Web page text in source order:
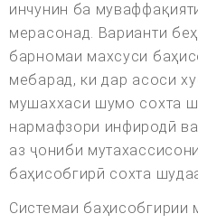
инчунин ба
мерасонад. Варианти
барномаи махсуси
мебарад, ки дар асоси
мушаххаси шумо сохта
нармафзори инфиродӣ
аз ҷониби
баҳисобгирӣ сохта
Системаи баҳисобгирии